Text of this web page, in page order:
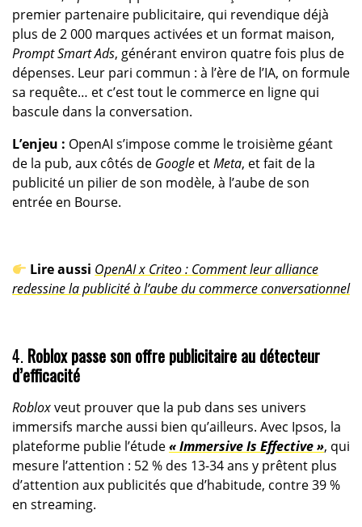
premier partenaire publicitaire, qui revendique déjà
plus de 2 000 marques activées et un format maison,
Prompt Smart Ads, générant environ quatre fois plus de
dépenses. Leur pari commun : à l’ère de l’IA, on formule
sa requête… et c’est tout le commerce en ligne qui
bascule dans la conversation.
L’enjeu : OpenAI s’impose comme le troisième géant
de la pub, aux côtés de GoogleetMeta, et fait de la
publicité un pilier de son modèle, à l’aube de son
entrée en Bourse.
Lire aussi OpenAI x Criteo : Comment leur alliance
redessine la publicité à l’aube du commerce conversationnel
4. Roblox passe son offre publicitaire au détecteur
d’efficacité
Robloxveut prouver que la pub dans ses univers
immersifs marche aussi bien qu’ailleurs. Avec Ipsos, la
plateforme publie l’étude« Immersive Is Effective », qui
mesure l’attention : 52 % des 13-34 ans y prêtent plus
d’attention aux publicités que d’habitude, contre 39 %
en streaming.